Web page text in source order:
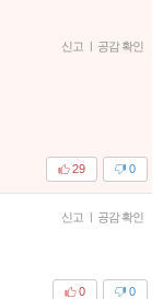
신고 | 공감 확인
0
29
신고 | 공감 확인
0
0